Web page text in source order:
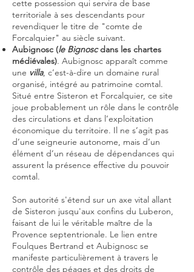
cette possession qui servira de base
territoriale à ses descendants pour
revendiquer le titre de "comte de
Forcalquier" au siècle suivant.
Aubignosc (le Bignoscdans les chartes
médiévales). Aubignosc apparaît comme
une villa, c’est-à-dire un domaine rural
organisé, intégré au patrimoine comtal.
Situé entre Sisteron et Forcalquier, ce site
joue probablement un rôle dans le contrôle
des circulations et dans l’exploitation
économique du territoire. Il ne s’agit pas
d’une seigneurie autonome, mais d’un
élément d’un réseau de dépendances qui
assurent la présence effective du pouvoir
comtal.
Son autorité s'étend sur un axe vital allant
de Sisteron jusqu'aux confins du Luberon,
faisant de lui le véritable maître de la
Provence septentrionale. Le lien entre
Foulques Bertrand et Aubignosc se
manifeste particulièrement à travers le
contrôle des péages et des droits de